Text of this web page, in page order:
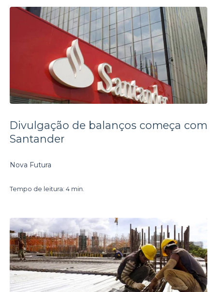
Divulgação de balanços começa com
Santander
Nova Futura
Tempo de leitura: 4 min.